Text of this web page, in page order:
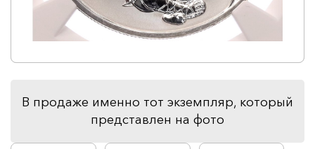
В продаже именно тот экземпляр, который
представлен на фото